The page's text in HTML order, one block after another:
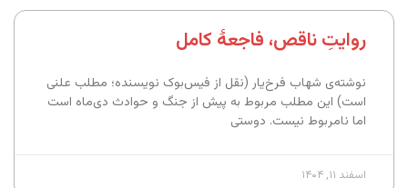
روایتِ ناقص، فاجعهٔ کامل
نوشته‌ی شهاب فرخ‌یار (نقل از فیس‌بوک نویسنده؛ مطلب علنی
است) این مطلب مربوط به پیش از جنگ و حوادث دی‌ماه است
اما نامربوط نیست. دوستی
اسفند ۱۱, ۱۴۰۴